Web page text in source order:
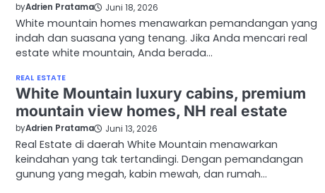
byAdrien Pratama Juni 18, 2026
White mountain homes menawarkan pemandangan yang
indah dan suasana yang tenang. Jika Anda mencari real
estate white mountain, Anda berada…
REAL ESTATE
White Mountain luxury cabins, premium
mountain view homes, NH real estate
byAdrien Pratama Juni 13, 2026
Real Estate di daerah White Mountain menawarkan
keindahan yang tak tertandingi. Dengan pemandangan
gunung yang megah, kabin mewah, dan rumah…